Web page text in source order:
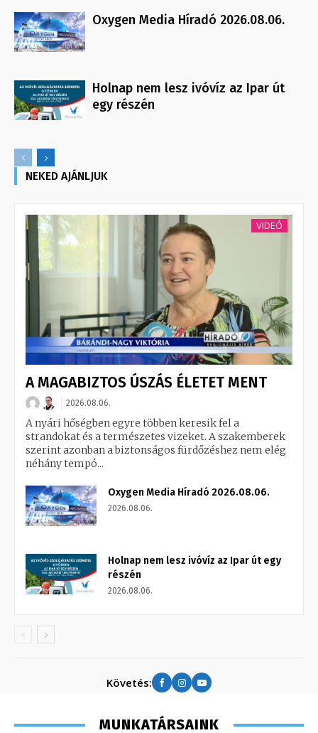
Oxygen Media Híradó 2026.08.06.
Holnap nem lesz ivóvíz az Ipar út
egy részén
NEKED AJÁNLJUK
VIDEÓ
A MAGABIZTOS ÚSZÁS ÉLETET MENT
2026.08.06.
A nyári hőségben egyre többen keresik fel a
strandokat és a természetes vizeket. A szakemberek
szerint azonban a biztonságos fürdőzéshez nem elég
néhány tempó...
Oxygen Media Híradó 2026.08.06.
2026.08.06.
Holnap nem lesz ivóvíz az Ipar út egy
részén
2026.08.06.
Követés:
MUNKATÁRSAINK